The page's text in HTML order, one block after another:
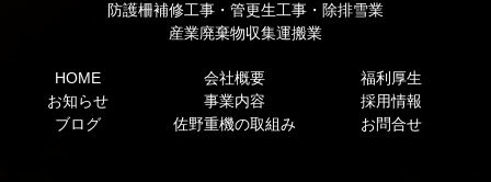
防護柵補修工事・管更生工事・除排雪業
産業廃棄物収集運搬業
HOME 会社概要
福利厚生
お知らせ
事業内容
採用情報
ブログ
佐野重機の取組み お問合せ